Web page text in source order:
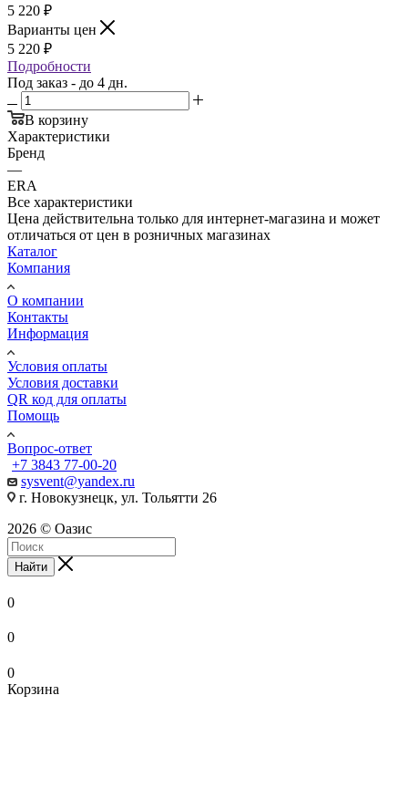
5 220 ₽
Варианты цен
5 220 ₽
Подробности
Под заказ - до 4 дн.
В корзину
Характеристики
Бренд
—
ERA
Все характеристики
Цена действительна только для интернет-магазина и может
отличаться от цен в розничных магазинах
Каталог
Компания
О компании
Контакты
Информация
Условия оплаты
Условия доставки
QR код для оплаты
Помощь
Вопрос-ответ
+7 3843 77-00-20
sysvent@yandex.ru
г. Новокузнецк, ул. Тольятти 26
2026 © Оазис
Найти
0
0
0
Корзина